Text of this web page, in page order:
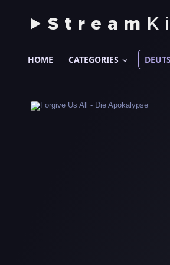
Stream
HOME CATEGORIES